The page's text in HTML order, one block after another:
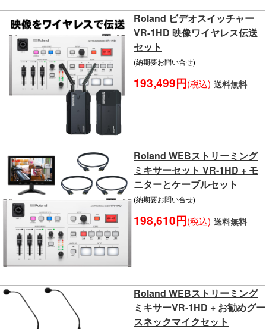
Roland ビデオスイッチャー
VR-1HD 映像ワイヤレス伝送
セット
(納期要お問い合せ)
193,499円(税込) 送料無料
Roland WEBストリーミング
ミキサーセット VR-1HD + モ
ニターとケーブルセット
(納期要お問い合せ)
198,610円(税込) 送料無料
Roland WEBストリーミング
ミキサーVR-1HD + お勧めグー
スネックマイクセット